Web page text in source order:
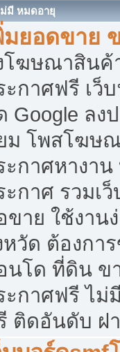
มี หมดอายุ
มยอดขาย
โฆษณาสิน
ะกาศฟรี เว็
Google ลง
ม โพสโฆษ
ะกาศหางาน
ะกาศ รวมเ
ขาย ใช้งาน
หวัด ต้องกา
นโด ที่ดิน ข
ะกาศฟรี ไม่
ติดอันดับ ฝ